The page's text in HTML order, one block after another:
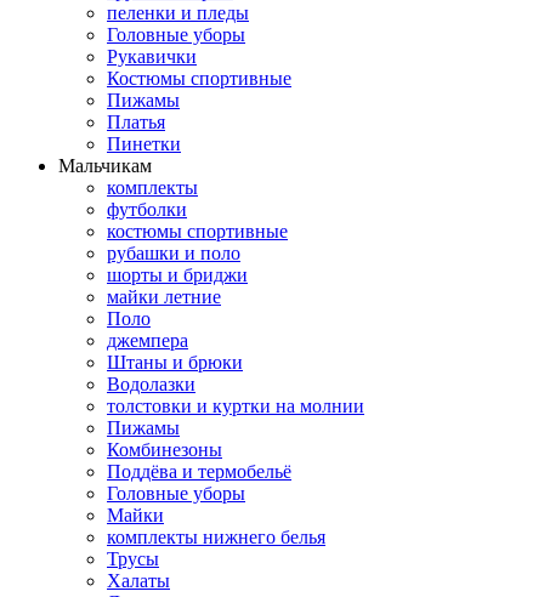
пеленки и пледы
Головные уборы
Рукавички
Костюмы спортивные
Пижамы
Платья
Пинетки
Мальчикам
комплекты
футболки
костюмы спортивные
рубашки и поло
шорты и бриджи
майки летние
Поло
джемпера
Штаны и брюки
Водолазки
толстовки и куртки на молнии
Пижамы
Комбинезоны
Поддёва и термобельё
Головные уборы
Майки
комплекты нижнего белья
Трусы
Халаты